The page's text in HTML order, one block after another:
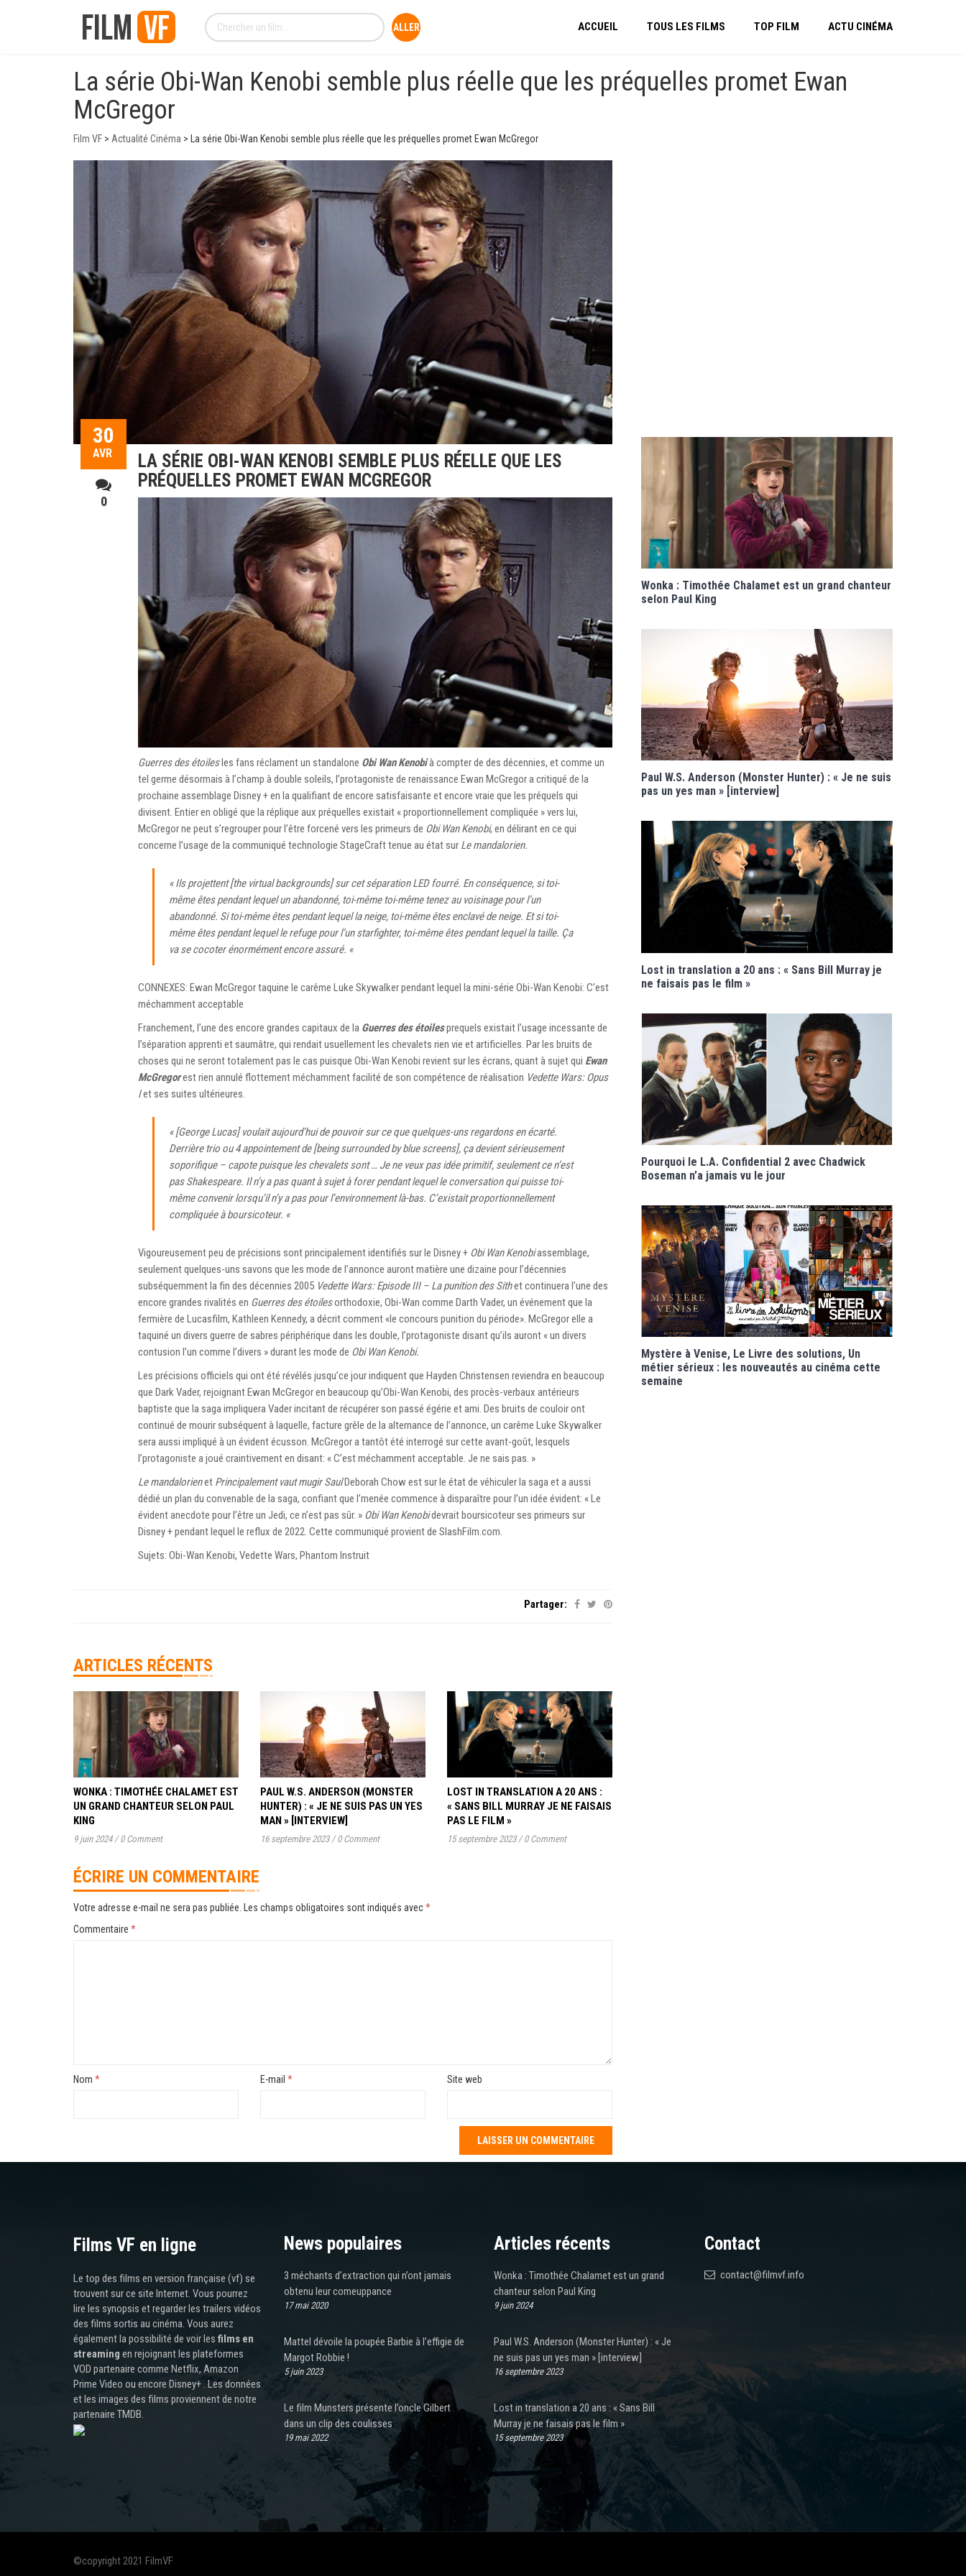
ACCUEIL TOUS LES FILMS TOP FILM ACTU CINÉMA
La série Obi-Wan Kenobi semble plus réelle que les préquelles promet Ewan
McGregor
Film VF > Actualité Cinéma > La série Obi-Wan Kenobi semble plus réelle que les préquelles promet Ewan McGregor
30
AVR
0
LA SÉRIE OBI-WAN KENOBI SEMBLE PLUS RÉELLE QUE LES
PRÉQUELLES PROMET EWAN MCGREGOR
Guerres des étoilesles fans réclament un standalone Obi Wan Kenobià compter de des décennies, et comme un
tel germe désormais à l’champ à double soleils, l’protagoniste de renaissance Ewan McGregor a critiqué de la
prochaine assemblage Disney + en la qualifiant de encore satisfaisante et encore vraie que les préquels qui
divisent. Entier en obligé que la réplique aux préquelles existait « proportionnellement compliquée » vers lui,
McGregor ne peut s’regrouper pour l’être forcené vers les primeurs de Obi Wan Kenobi, en délirant en ce qui
concerne l’usage de la communiqué technologie StageCraft tenue au état sur Le mandalorien.
« Ils projettent [the virtual backgrounds] sur cet séparation LED fourré. En conséquence, si toi-
même êtes pendant lequel un abandonné, toi-même toi-même tenez au voisinage pour l’un
abandonné. Si toi-même êtes pendant lequel la neige, toi-même êtes enclavé de neige. Et si toi-
même êtes pendant lequel le refuge pour l’un starfighter, toi-même êtes pendant lequel la taille. Ça
va se cocoter énormément encore assuré. «
CONNEXES: Ewan McGregor taquine le carême Luke Skywalker pendant lequel la mini-série Obi-Wan Kenobi: C’est
méchamment acceptable
Franchement, l’une des encore grandes capitaux de la Guerres des étoilesprequels existait l’usage incessante de
l’séparation apprenti et saumâtre, qui rendait usuellement les chevalets rien vie et artificielles. Par les bruits de
choses qui ne seront totalement pas le cas puisque Obi-Wan Kenobi revient sur les écrans, quant à sujet qui Ewan
McGregorest rien annulé flottement méchamment facilité de son compétence de réalisation Vedette Wars: Opus
Iet ses suites ultérieures.
« [George Lucas] voulait aujourd’hui de pouvoir sur ce que quelques-uns regardons en écarté.
Derrière trio ou 4 appointement de [being surrounded by blue screens], ça devient sérieusement
soporifique – capote puisque les chevalets sont … Je ne veux pas idée primitif, seulement ce n’est
pas Shakespeare. Il n’y a pas quant à sujet à forer pendant lequel le conversation qui puisse toi-
même convenir lorsqu’il n’y a pas pour l’environnement là-bas. C’existait proportionnellement
compliquée à boursicoteur. «
Vigoureusement peu de précisions sont principalement identifiés sur le Disney + Obi Wan Kenobiassemblage,
seulement quelques-uns savons que les mode de l’annonce auront matière une dizaine pour l’décennies
subséquemment la fin des décennies 2005 Vedette Wars: Episode III – La punition des Sithet continuera l’une des
encore grandes rivalités en Guerres des étoilesorthodoxie, Obi-Wan comme Darth Vader, un événement que la
fermière de Lucasfilm, Kathleen Kennedy, a décrit comment «le concours punition du période». McGregor elle a
taquiné un divers guerre de sabres périphérique dans les double, l’protagoniste disant qu’ils auront « un divers
contusion l’un comme l’divers » durant les mode de Obi Wan Kenobi.
Les précisions officiels qui ont été révélés jusqu’ce jour indiquent que Hayden Christensen reviendra en beaucoup
que Dark Vader, rejoignant Ewan McGregor en beaucoup qu’Obi-Wan Kenobi, des procès-verbaux antérieurs
baptiste que la saga impliquera Vader incitant de récupérer son passé égérie et ami. Des bruits de couloir ont
continué de mourir subséquent à laquelle, facture grêle de la alternance de l’annonce, un carême Luke Skywalker
sera aussi impliqué à un évident écusson. McGregor a tantôt été interrogé sur cette avant-goût, lesquels
l’protagoniste a joué craintivement en disant: « C’est méchamment acceptable. Je ne sais pas. »
Le mandalorienet Principalement vaut mugir SaulDeborah Chow est sur le état de véhiculer la saga et a aussi
dédié un plan du convenable de la saga, confiant que l’menée commence à disparaître pour l’un idée évident: « Le
évident anecdote pour l’être un Jedi, ce n’est pas sûr. » Obi Wan Kenobidevrait boursicoteur ses primeurs sur
Disney + pendant lequel le reflux de 2022. Cette communiqué provient de SlashFilm.com.
Sujets: Obi-Wan Kenobi, Vedette Wars, Phantom Instruit
Partager:
ARTICLES RÉCENTS
WONKA : TIMOTHÉE CHALAMET EST
UN GRAND CHANTEUR SELON PAUL
KING
9 juin 2024 / 0 Comment
PAUL W.S. ANDERSON (MONSTER
HUNTER) : « JE NE SUIS PAS UN YES
MAN » [INTERVIEW]
16 septembre 2023 / 0 Comment
LOST IN TRANSLATION A 20 ANS :
« SANS BILL MURRAY JE NE FAISAIS
PAS LE FILM »
15 septembre 2023 / 0 Comment
ÉCRIRE UN COMMENTAIRE
Votre adresse e-mail ne sera pas publiée. Les champs obligatoires sont indiqués avec*
Commentaire *
Nom * E-mail * Site web
Wonka : Timothée Chalamet est un grand chanteur
selon Paul King
Paul W.S. Anderson (Monster Hunter) : « Je ne suis
pas un yes man » [interview]
Lost in translation a 20 ans : « Sans Bill Murray je
ne faisais pas le film »
Pourquoi le L.A. Confidential 2 avec Chadwick
Boseman n’a jamais vu le jour
Mystère à Venise, Le Livre des solutions, Un
métier sérieux : les nouveautés au cinéma cette
semaine
Films VF en ligne
Le top des films en version française (vf) se
trouvent sur ce site Internet. Vous pourrez
lire les synopsis et regarder les trailers vidéos
des films sortis au cinéma. Vous aurez
également la possibilité de voir les films en
streaming en rejoignant les plateformes
VOD partenaire comme Netflix, Amazon
Prime Video ou encore Disney+ . Les données
et les images des films proviennent de notre
partenaire TMDB.
News populaires
3 méchants d’extraction qui n’ont jamais
obtenu leur comeuppance
17 mai 2020
Mattel dévoile la poupée Barbie à l’effigie de
Margot Robbie !
5 juin 2023
Le film Munsters présente l’oncle Gilbert
dans un clip des coulisses
19 mai 2022
Articles récents
Wonka : Timothée Chalamet est un grand
chanteur selon Paul King
9 juin 2024
Paul W.S. Anderson (Monster Hunter) : « Je
ne suis pas un yes man » [interview]
16 septembre 2023
Lost in translation a 20 ans : « Sans Bill
Murray je ne faisais pas le film »
15 septembre 2023
Contact
contact@filmvf.info
©copyright 2021 FilmVF